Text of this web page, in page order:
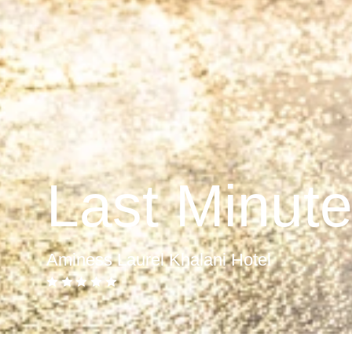
Last Minute
Aminess Laurel Khalani Hotel